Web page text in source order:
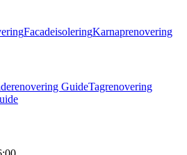
FacadeisoleringKarnaprenovering
GuideTagrenovering